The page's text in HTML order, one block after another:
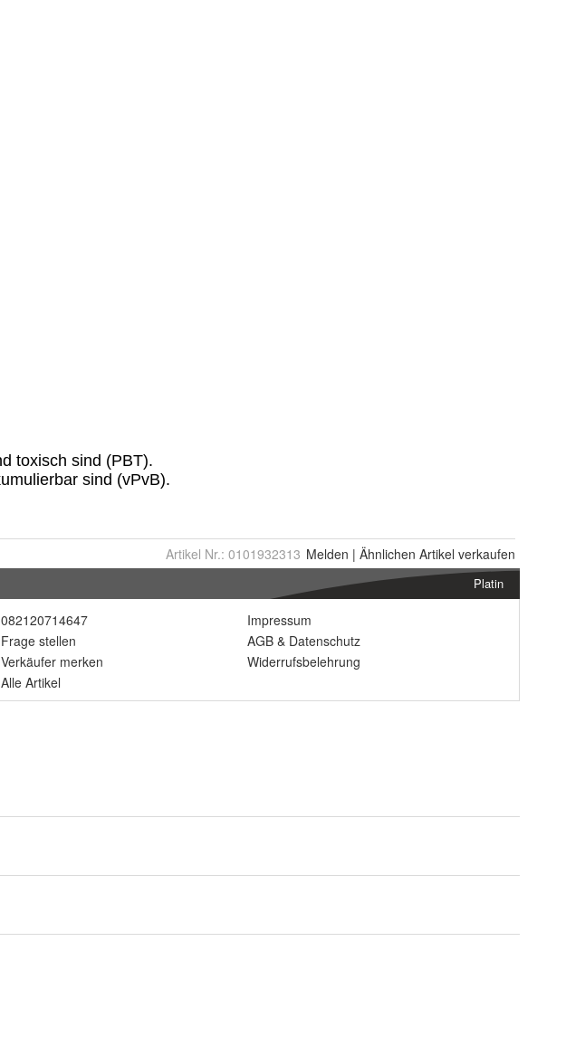
Artikel Nr.: 0101932313 Melden | Ähnlichen Artikel verkaufen
Platin
082120714647
Frage stellen
Verkäufer merken
Alle Artikel
Impressum
AGB & Datenschutz
Widerrufsbelehrung